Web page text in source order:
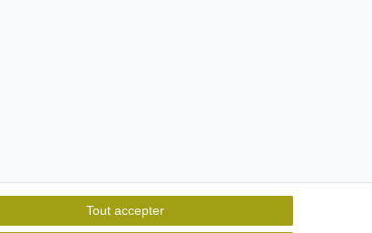
Tout accepter